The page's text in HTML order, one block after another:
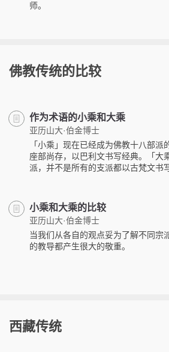
师。
佛教传统的比较
作为术语的小乘和大乘
亚历山大·伯金博士
「小乘」现在已经成为佛教十八部派
座部尚存，以巴利文书写经典。「大
派，并不是所有的支派都以古梵文书写
小乘和大乘的比较
亚历山大·伯金博士
当我们从各自的观点妥为了解不同宗
的教导都产生很大的敬重。
西藏传统